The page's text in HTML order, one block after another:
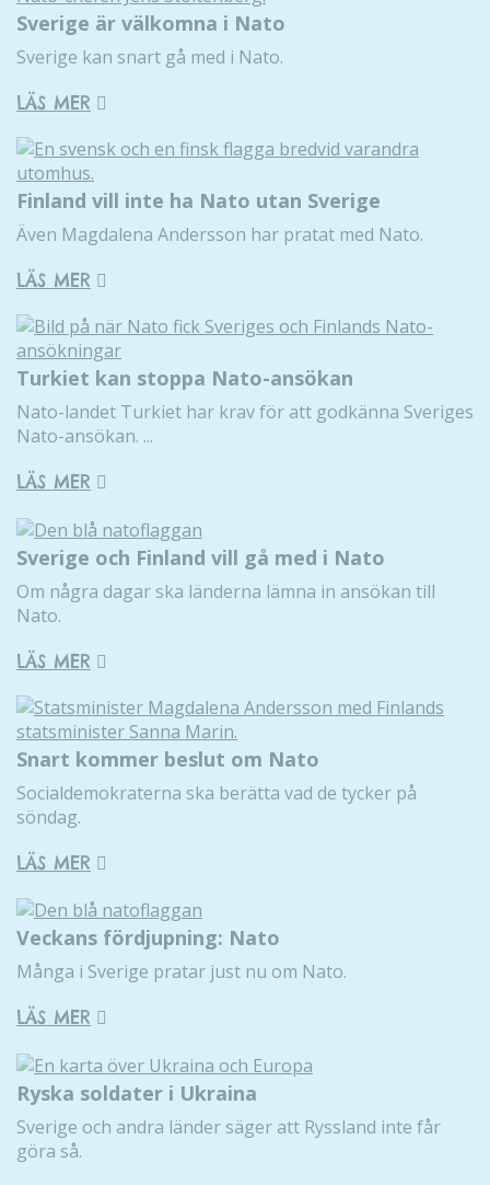
Sverige är välkomna i Nato
Sverige kan snart gå med i Nato.
LÄS MER
Finland vill inte ha Nato utan Sverige
Även Magdalena Andersson har pratat med Nato.
LÄS MER
Turkiet kan stoppa Nato-ansökan
Nato-landet Turkiet har krav för att godkänna Sveriges
Nato-ansökan. ...
LÄS MER
Sverige och Finland vill gå med i Nato
Om några dagar ska länderna lämna in ansökan till
Nato.
LÄS MER
Snart kommer beslut om Nato
Socialdemokraterna ska berätta vad de tycker på
söndag.
LÄS MER
Veckans fördjupning: Nato
Många i Sverige pratar just nu om Nato.
LÄS MER
Ryska soldater i Ukraina
Sverige och andra länder säger att Ryssland inte får
göra så.
välja bort. De
att hemsidan
över huvud
kunna
och
uppbyggnad,
hur hemsidan